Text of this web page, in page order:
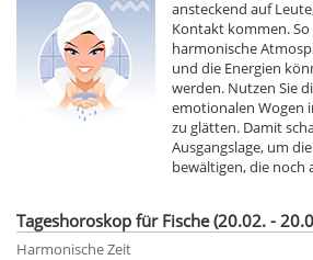
ansteckend auf
Kontakt kommen.
harmonische
und die Energien
werden. Nutzen Sie
emotionalen Wogen
zu glätten. Damit
Ausgangslage, um
bewältigen, die noch
Tageshoroskop für Fische (20.02. -
Harmonische Zeit